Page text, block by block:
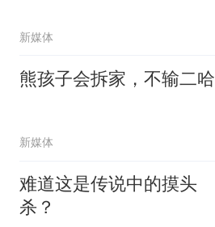
新媒体
熊孩子会拆家，不输二哈
新媒体
难道这是传说中的摸头
杀？